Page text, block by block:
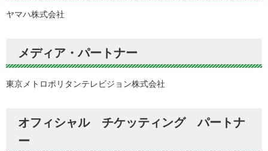
ヤマハ株式会社
メディア・パートナー
東京メトロポリタンテレビジョン株式会社
オフィシャル チケッティング パートナ
ー